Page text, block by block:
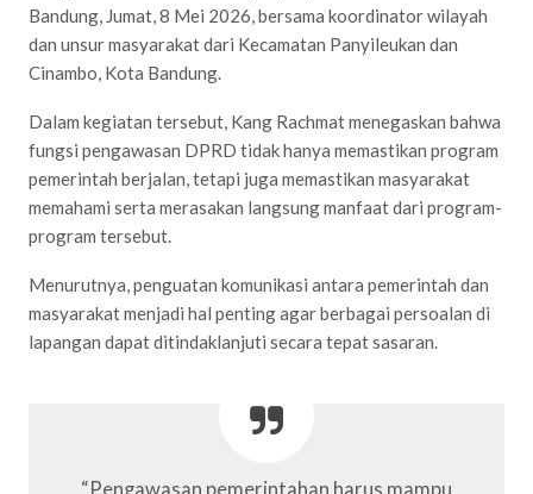
Bandung, Jumat, 8 Mei 2026, bersama koordinator wilayah
dan unsur masyarakat dari Kecamatan Panyileukan dan
Cinambo, Kota Bandung.
Dalam kegiatan tersebut, Kang Rachmat menegaskan bahwa
fungsi pengawasan DPRD tidak hanya memastikan program
pemerintah berjalan, tetapi juga memastikan masyarakat
memahami serta merasakan langsung manfaat dari program-
program tersebut.
Menurutnya, penguatan komunikasi antara pemerintah dan
masyarakat menjadi hal penting agar berbagai persoalan di
lapangan dapat ditindaklanjuti secara tepat sasaran.